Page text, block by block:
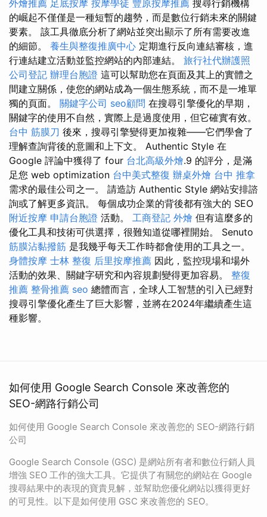
外燴推薦 足底按摩 按摩學徒 豐原按摩推薦 搜尋行銷機構
的崛起不僅僅是一種短暫的趨勢，而是數位行銷未來的關鍵
要素。 該工具徹底分析了網站並突出顯示了所有需要改進
的細節。 養生與整復推廣中心 定期進行反向連結審核，進
行連結建立活動並監控網站的內部連結。 旅行社代辦護照
公司登記 辦理台胞證 這可以幫助您在頁面及其上的實體之
間建立關係，使您的網站成為一個生態系統，而不是一堆單
獨的頁面。 關鍵字公司 seo顧問 在搜尋引擎優化的早期，
關鍵字的使用不自然，實際上是過度使用，但它確實有效。
台中 筋膜刀 後來，搜尋引擎變得更加複雜——它們學會了
理解查詢背後的意圖和上下文。 Authentic Style 在
Google 評論中獲得了 four 台北高級外燴.9 的評分，是滿
足您 web optimization 台中美式整復 辦桌外燴 台中 推拿
需求的最佳公司之一。 請造訪 Authentic Style 網站安排諮
詢或了解更多資訊。 每個成功企業的背後都有強大的 SEO
附近按摩 申請台胞證 活動。 工商登記 外燴 但有這麼多的
優化工具和技術可供選擇，很難知道從哪裡開始。 Senuto
筋膜沾黏撥筋 是我幾乎每天工作時都會使用的工具之一。
身體按摩 士林 整復 后里按摩推薦 因此，監控現場和場外
活動的效果、關鍵字研究和內容規劃變得更加容易。 整復
推薦 整骨推薦 seo 總體而言，全球人工智慧的引入已經對
搜尋引擎優化產生了巨大影響，並將在2024年繼續產生這
種影響。
如何使用 Google Search Console 來改善您的
SEO-網路行銷公司
如何使用 Google Search Console 來改善您的 SEO-網路行銷
公司
Google Search Console (GSC) 是網站所有者和數位行銷人員
增強 SEO 工作的強大工具。它提供了有關您的網站在 Google
搜尋結果中的表現的寶貴見解，並幫助您優化網站以獲得更好
的可見性。以下是如何使用 GSC 來改善您的 SEO。